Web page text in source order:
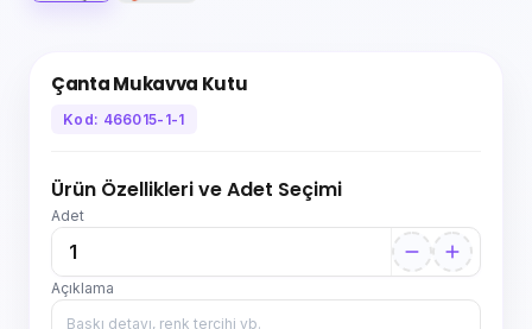
Çanta Mukavva Kutu
Kod: 466015-1-1
Ürün Özellikleri ve Adet Seçimi
Adet
Açıklama